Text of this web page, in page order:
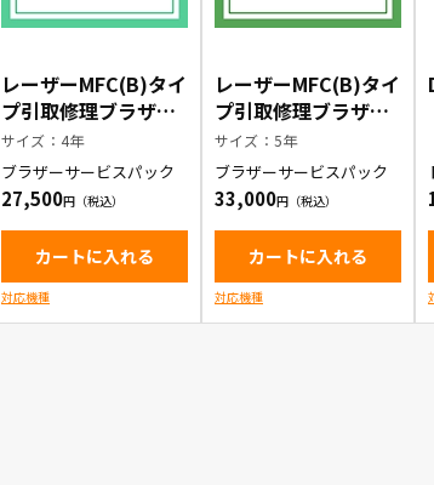
レーザーMFC(B)タイ
プ引取修理ブラザー
サービスパック4年
サイズ：4年
ブラザーサービスパック
27,500
カートに入れる
対応機種
レーザーMFC(B)タイ
プ引取修理ブラザー
サービスパック5年
サイズ：5年
ブラザーサービスパック
33,000
カートに入れる
対応機種